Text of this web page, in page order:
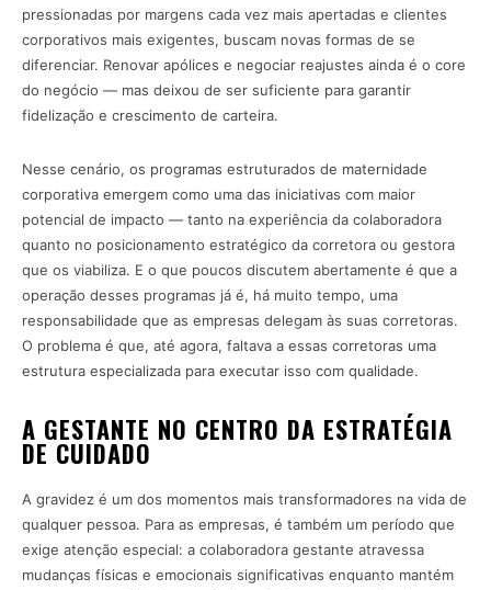
pressionadas por margens cada vez mais apertadas e clientes
corporativos mais exigentes, buscam novas formas de se
diferenciar. Renovar apólices e negociar reajustes ainda é o core
do negócio — mas deixou de ser suficiente para garantir
fidelização e crescimento de carteira.
Nesse cenário, os programas estruturados de maternidade
corporativa emergem como uma das iniciativas com maior
potencial de impacto — tanto na experiência da colaboradora
quanto no posicionamento estratégico da corretora ou gestora
que os viabiliza. E o que poucos discutem abertamente é que a
operação desses programas já é, há muito tempo, uma
responsabilidade que as empresas delegam às suas corretoras.
O problema é que, até agora, faltava a essas corretoras uma
estrutura especializada para executar isso com qualidade.
A GESTANTE NO CENTRO DA ESTRATÉGIA
DE CUIDADO
A gravidez é um dos momentos mais transformadores na vida de
qualquer pessoa. Para as empresas, é também um período que
exige atenção especial: a colaboradora gestante atravessa
mudanças físicas e emocionais significativas enquanto mantém